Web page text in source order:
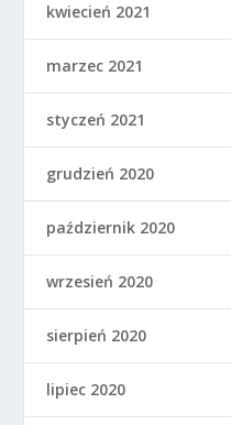
kwiecień 2021
marzec 2021
styczeń 2021
grudzień 2020
październik 2020
wrzesień 2020
sierpień 2020
lipiec 2020